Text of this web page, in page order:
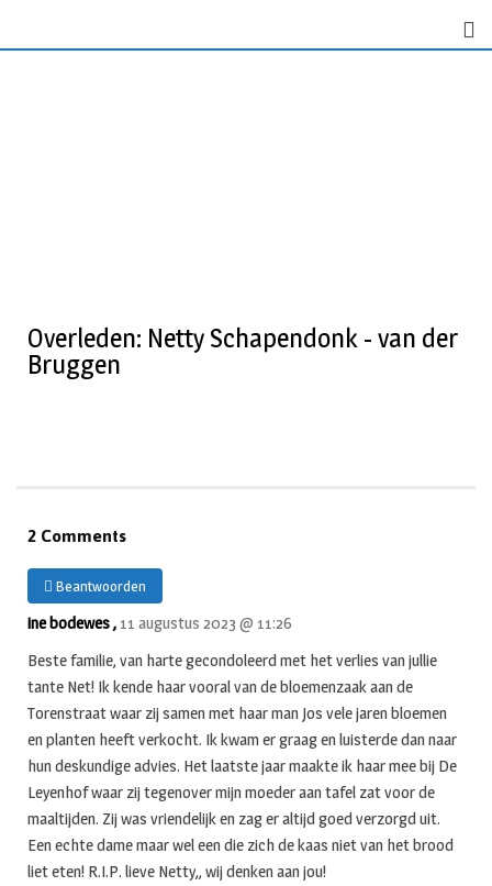
Overleden: Netty Schapendonk - van der
Bruggen
2 Comments
Beantwoorden
ine bodewes , 11 augustus 2023 @ 11:26
Beste familie, van harte gecondoleerd met het verlies van jullie
tante Net! Ik kende haar vooral van de bloemenzaak aan de
Torenstraat waar zij samen met haar man Jos vele jaren bloemen
en planten heeft verkocht. Ik kwam er graag en luisterde dan naar
hun deskundige advies. Het laatste jaar maakte ik haar mee bij De
Leyenhof waar zij tegenover mijn moeder aan tafel zat voor de
maaltijden. Zij was vriendelijk en zag er altijd goed verzorgd uit.
Een echte dame maar wel een die zich de kaas niet van het brood
liet eten! R.I.P. lieve Netty,, wij denken aan jou!